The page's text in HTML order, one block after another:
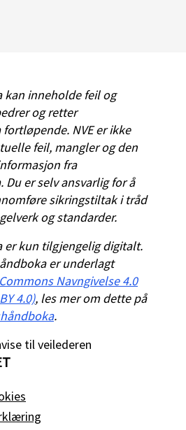
kan inneholde feil og
og retter
NVE er ikke
feil, mangler og den
fra
Du er selv ansvarlig for å
sikringstiltak i tråd
og standarder.
er kun tilgjengelig digitalt.
er underlagt
Navngivelse 4.0
4.0), les mer om dette på
.
til veilederen